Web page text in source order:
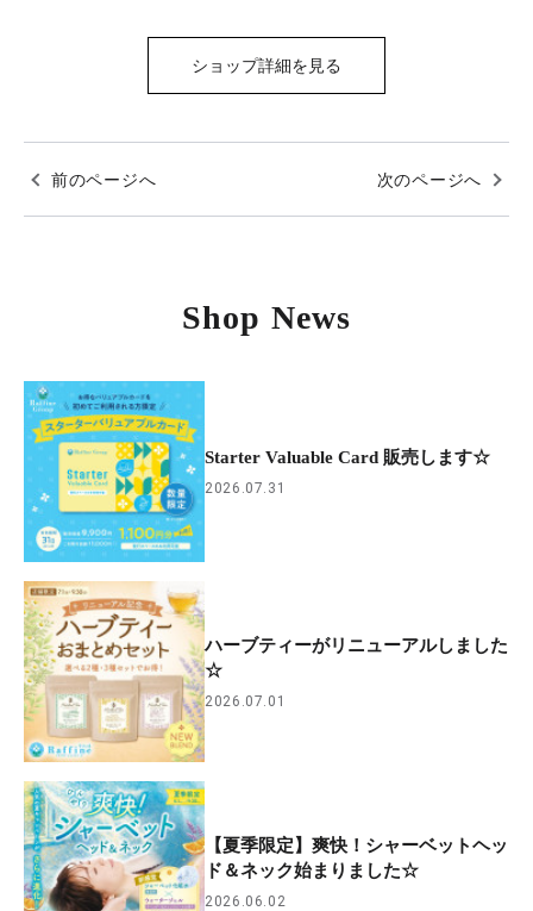
ショップ詳細を見る
前のページへ 次のページへ
Shop News
Starter Valuable Card 販売します☆
2026.07.31
ハーブティーがリニューアルしました
☆
2026.07.01
【夏季限定】爽快！シャーベットヘッ
ド＆ネック始まりました☆
2026.06.02